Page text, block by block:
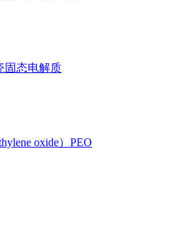
固态电解质
oxide）PEO